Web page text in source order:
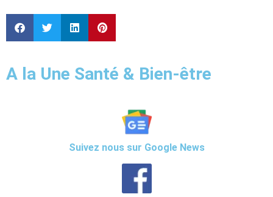
A la Une Santé & Bien-être
Suivez nous sur Google News